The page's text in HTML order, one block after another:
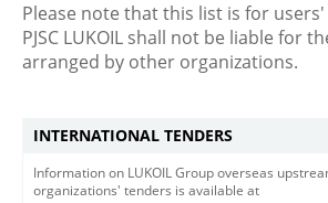
Please note that this list is for
PJSC LUKOIL shall not be liable for
arranged by other organizations.
INTERNATIONAL TENDERS
Information on LUKOIL Group overseas
organizations' tenders is available at